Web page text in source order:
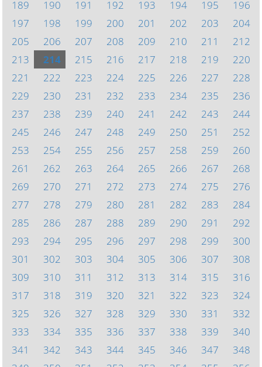
189
190 191 192 193 194 195
196
197
198 199 200 201 202 203
204
205
206 207 208 209 210 211
212
213
214 215 216 217 218 219
220
221
222 223 224 225 226 227
228
229
230 231 232 233 234 235
236
237
238 239 240 241 242 243
244
245
246 247 248 249 250 251
252
253
254 255 256 257 258 259
260
261
262 263 264 265 266 267
268
269
270 271 272 273 274 275
276
277
278 279 280 281 282 283
284
285
286 287 288 289 290 291
292
293
294 295 296 297 298 299
300
301
302 303 304 305 306 307
308
309
310 311 312 313 314 315
316
317
318 319 320 321 322 323
324
325
326 327 328 329 330 331
332
333
334 335 336 337 338 339
340
341
342 343 344 345 346 347
348